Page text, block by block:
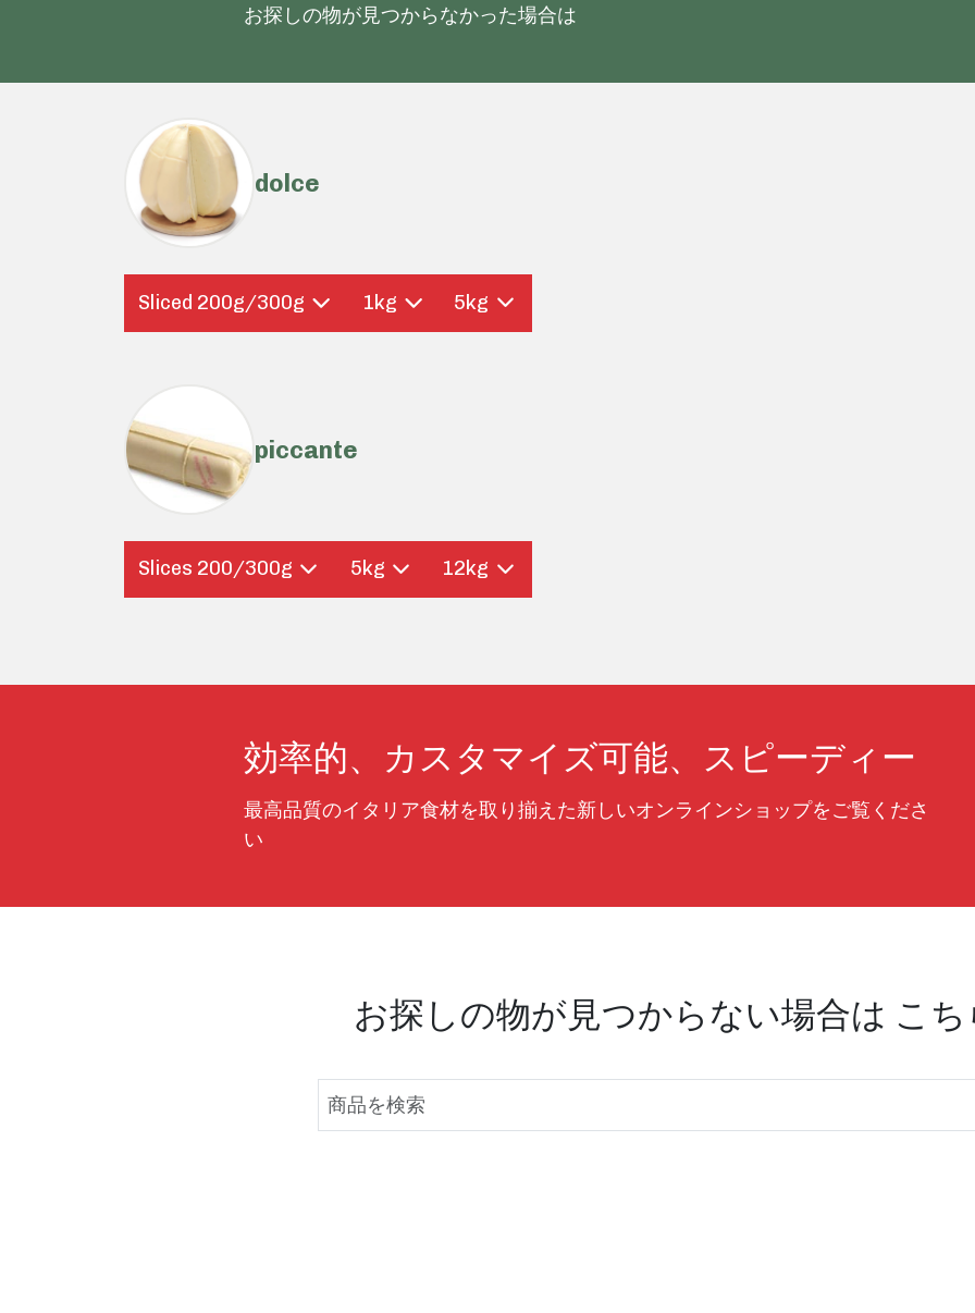
お探しの物が見つからなかった場合は
dolce
Sliced 200g/300g 1kg 5kg
piccante
Slices 200/300g 5kg 12kg
効率的、カスタマイズ可能、スピーディー
最高品質のイタリア食材を取り揃えた新しいオンラインショップをご覧くださ
い
お探しの物が見つからない場合は こち